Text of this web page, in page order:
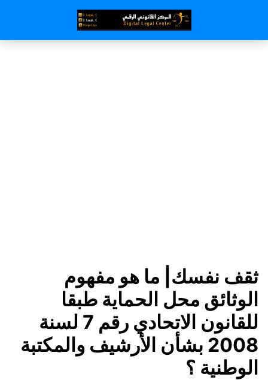
ثقف نفسك| ‏ما هو مفهوم
الوثائق محل الحماية طبقا
للقانون الاتحادي رقم 7 لسنة
2008 بشأن الأرشيف والمكتبة
الوطنية ؟